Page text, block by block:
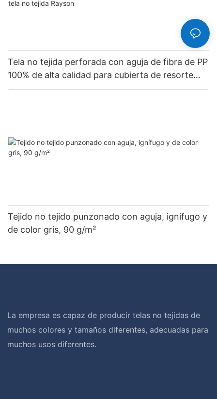
Tela no tejida perforada con aguja de fibra de PP
100% de alta calidad para cubierta de resorte
ensacado a buen precio: tela no tejida Rayson
Tejido no tejido punzonado con aguja, ignífugo y
de color gris, 90 g/m²
La empresa es capaz de producir telas no tejidas de
muchos colores y tamaños diferentes, adecuadas para
muchos usos diferentes.